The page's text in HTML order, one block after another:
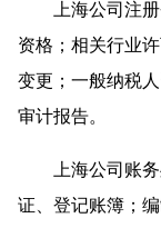
上海公司注
资格；相关行业
变更；一般纳税
审计报告。
上海公司账
证、登记账簿；